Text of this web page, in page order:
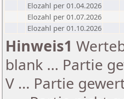
Elozahl per 01.04.2026
Elozahl per 01.07.2026
Elozahl per 01.10.2026
Hinweis1
blank ... Partie
V ... Partie